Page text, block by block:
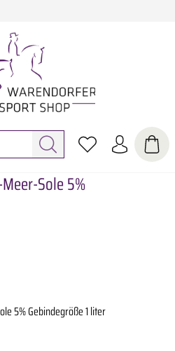
Sole 5%